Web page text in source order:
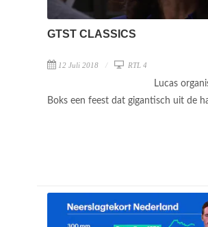
GTST CLASSICS
12 Juli 2018 RTL 4
Lucas
Boks een feest dat gigantisch uit de